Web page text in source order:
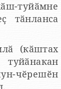
туйӑмне
тӑнланса
(кӑштах
чӗрешӗн